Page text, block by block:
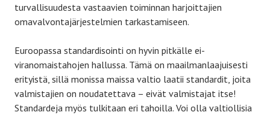
turvallisuudesta vastaavien toiminnan harjoittajien
omavalvontajärjestelmien tarkastamiseen.
Euroopassa standardisointi on hyvin pitkälle ei-
viranomaistahojen hallussa. Tämä on maailmanlaajuisesti
erityistä, sillä monissa maissa valtio laatii standardit, joita
valmistajien on noudatettava – eivät valmistajat itse!
Standardeja myös tulkitaan eri tahoilla. Voi olla valtiollisia